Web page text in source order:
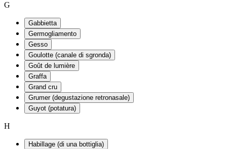
G
Gabbietta
Germogliamento
Gesso
Goulotte (canale di sgronda)
Goût de lumière
Graffa
Grand cru
Grumer (degustazione retronasale)
Guyot (potatura)
H
Habillage (di una bottiglia)